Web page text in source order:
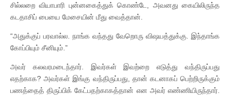
சில்லறை வியாபாரி புன்னகைத்துக் கொண்டே, அவனது கையிலிருந்த
கடதாசிப் பையை மேசையின் மீது வைத்தான்.
“அதுக்குப் பரவால்ல. நாங்க வந்தது வேறொரு விஷயத்துக்கு. இந்தாங்க
கோப்பியும் சீனியும்.”
அவர் கலவரமடைந்தார். இவர்கள் இவற்றை எடுத்து வந்திருப்பது
எதற்காக? அவர்கள் இங்கு வந்திருப்பது, தான் கடனாகப் பெற்றிருக்கும்
பணத்தைத் திருப்பிக் கேட்பதற்காகத்தான் என அவர் எண்ணியிருந்தார்.